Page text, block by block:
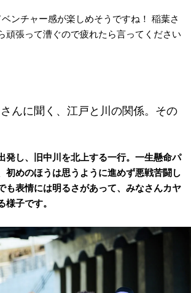
ベンチャー感が楽しめそうですね！ 稲葉さ
頑張って漕ぐので疲れたら言ってください
んに聞く、江戸と川の関係。その
発し、旧中川を北上する一行。一生懸命パ
初めのほうは思うように進めず悪戦苦闘し
も表情には明るさがあって、みなさんカヤ
様子です。